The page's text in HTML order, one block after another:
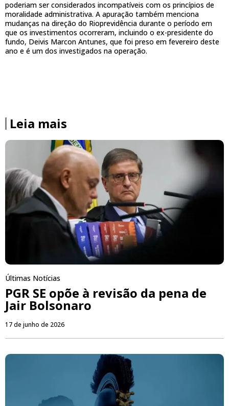
poderiam ser considerados incompatíveis com os princípios de
moralidade administrativa. A apuração também menciona
mudanças na direção do Rioprevidência durante o período em
que os investimentos ocorreram, incluindo o ex-presidente do
fundo, Deivis Marcon Antunes, que foi preso em fevereiro deste
ano e é um dos investigados na operação.
Leia mais
Últimas Notícias
PGR SE opõe à revisão da pena de
Jair Bolsonaro
17 de junho de 2026